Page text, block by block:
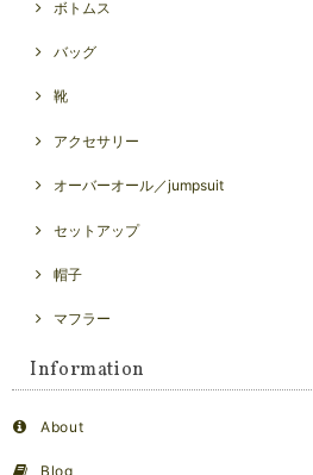
ボトムス
バッグ
靴
アクセサリー
オーバーオール／jumpsuit
セットアップ
帽子
マフラー
Information
About
Blog